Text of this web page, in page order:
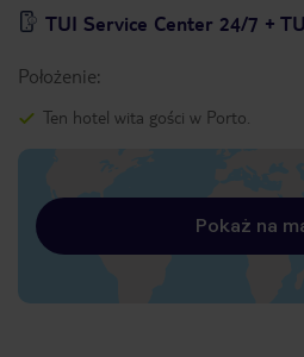
TUI Service Center 24/7 +
Położenie:
Ten hotel wita gości w Porto.
Pokaż na